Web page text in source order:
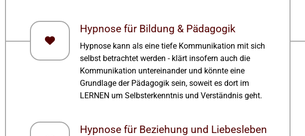
Hypnose für Bildung & Pädagogik
Hypnose kann als eine tiefe Kommunikation mit sich
selbst betrachtet werden - klärt insofern auch die
Kommunikation untereinander und könnte eine
Grundlage der Pädagogik sein, soweit es dort im
LERNEN um Selbsterkenntnis und Verständnis geht.
Hypnose für Beziehung und Liebesleben